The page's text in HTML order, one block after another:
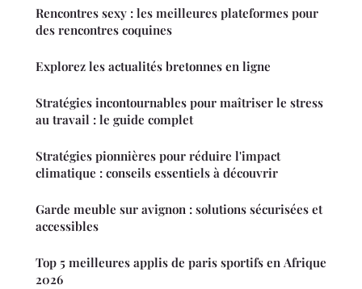
Rencontres sexy : les meilleures plateformes pour
des rencontres coquines
Explorez les actualités bretonnes en ligne
Stratégies incontournables pour maîtriser le stress
au travail : le guide complet
Stratégies pionnières pour réduire l'impact
climatique : conseils essentiels à découvrir
Garde meuble sur avignon : solutions sécurisées et
accessibles
Top 5 meilleures applis de paris sportifs en Afrique
2026